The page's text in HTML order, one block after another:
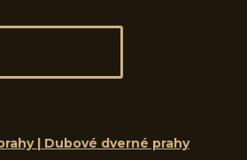
| Dubové dverné prahy